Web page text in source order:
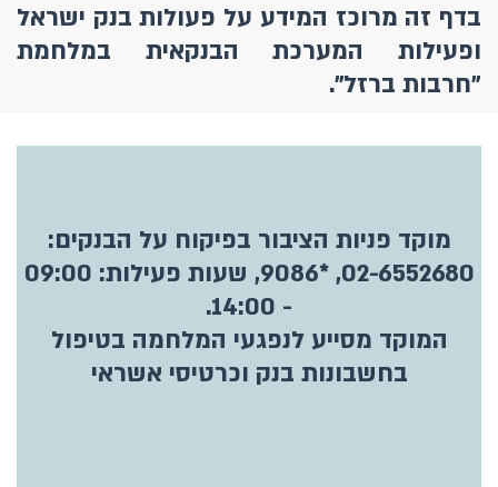
בדף זה מרוכז המידע על פעולות בנק ישראל
ופעילות המערכת הבנקאית במלחמת
"חרבות ברזל".
מוקד פניות הציבור בפיקוח על הבנקים:
02-6552680, *9086, שעות פעילות: 09:00
- 14:00.
המוקד מסייע לנפגעי המלחמה בטיפול
בחשבונות בנק וכרטיסי אשראי